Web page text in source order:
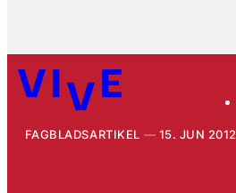
FAGBLADSARTIKEL 15. JUN 2012